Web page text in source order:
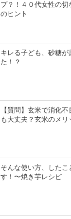
プ？！４０代女性の切
のヒント
キレる子ども、砂糖が
た！？
【質問】玄米で消化
も大丈夫？玄米のメリ
そんな使い方、したこ
す！〜焼き芋レシピ